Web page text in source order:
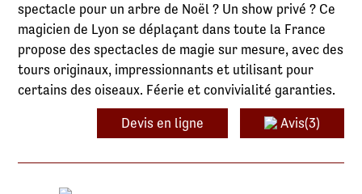
spectacle pour un arbre de Noël ? Un show privé ? Ce
magicien de Lyon se déplaçant dans toute la France
propose des spectacles de magie sur mesure, avec des
tours originaux, impressionnants et utilisant pour
certains des oiseaux. Féerie et convivialité garanties.
Devis en ligne Avis(3)